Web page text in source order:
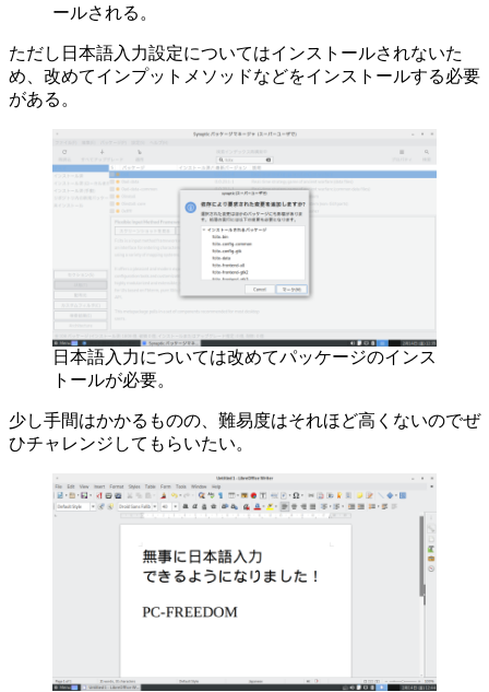
ールされる。
ただし日本語入力設定についてはインストールされないた
め、改めてインプットメソッドなどをインストールする必要
がある。
日本語入力については改めてパッケージのインス
トールが必要。
少し手間はかかるものの、難易度はそれほど高くないのでぜ
ひチャレンジしてもらいたい。